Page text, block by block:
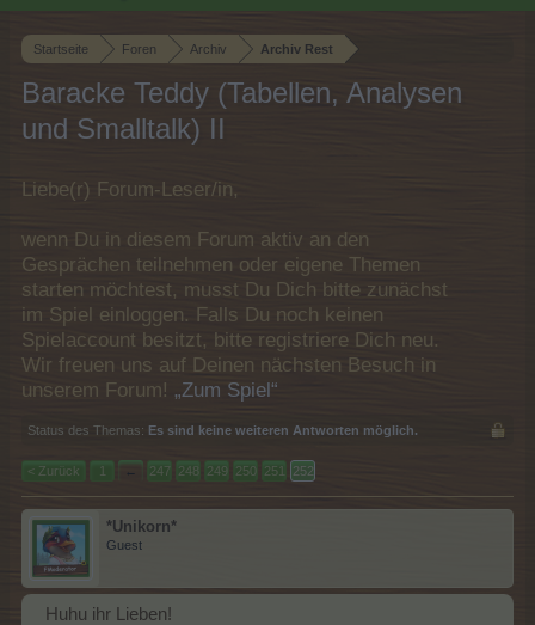
Startseite Foren Archiv Archiv Rest
Baracke Teddy (Tabellen, Analysen
und Smalltalk) II
Liebe(r) Forum-Leser/in,
wenn Du in diesem Forum aktiv an den
Gesprächen teilnehmen oder eigene Themen
starten möchtest, musst Du Dich bitte zunächst
im Spiel einloggen. Falls Du noch keinen
Spielaccount besitzt, bitte registriere Dich neu.
Wir freuen uns auf Deinen nächsten Besuch in
unserem Forum! „Zum Spiel“
Status des Themas: Es sind keine weiteren Antworten möglich.
< Zurück 1 ← 247 248 249 250 251 252
*Unikorn*
Guest
Huhu ihr Lieben!